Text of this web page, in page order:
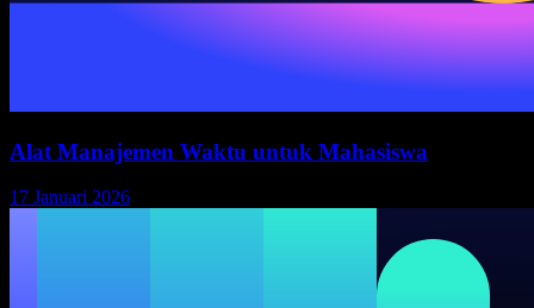
Alat Manajemen Waktu untuk Mahasiswa
17 Januari 2026